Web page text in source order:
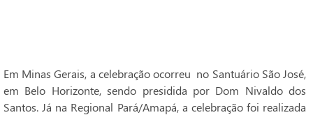
Em Minas Gerais, a celebração ocorreu no Santuário São José,
em Belo Horizonte, sendo presidida por Dom Nivaldo dos
Santos. Já na Regional Pará/Amapá, a celebração foi realizada